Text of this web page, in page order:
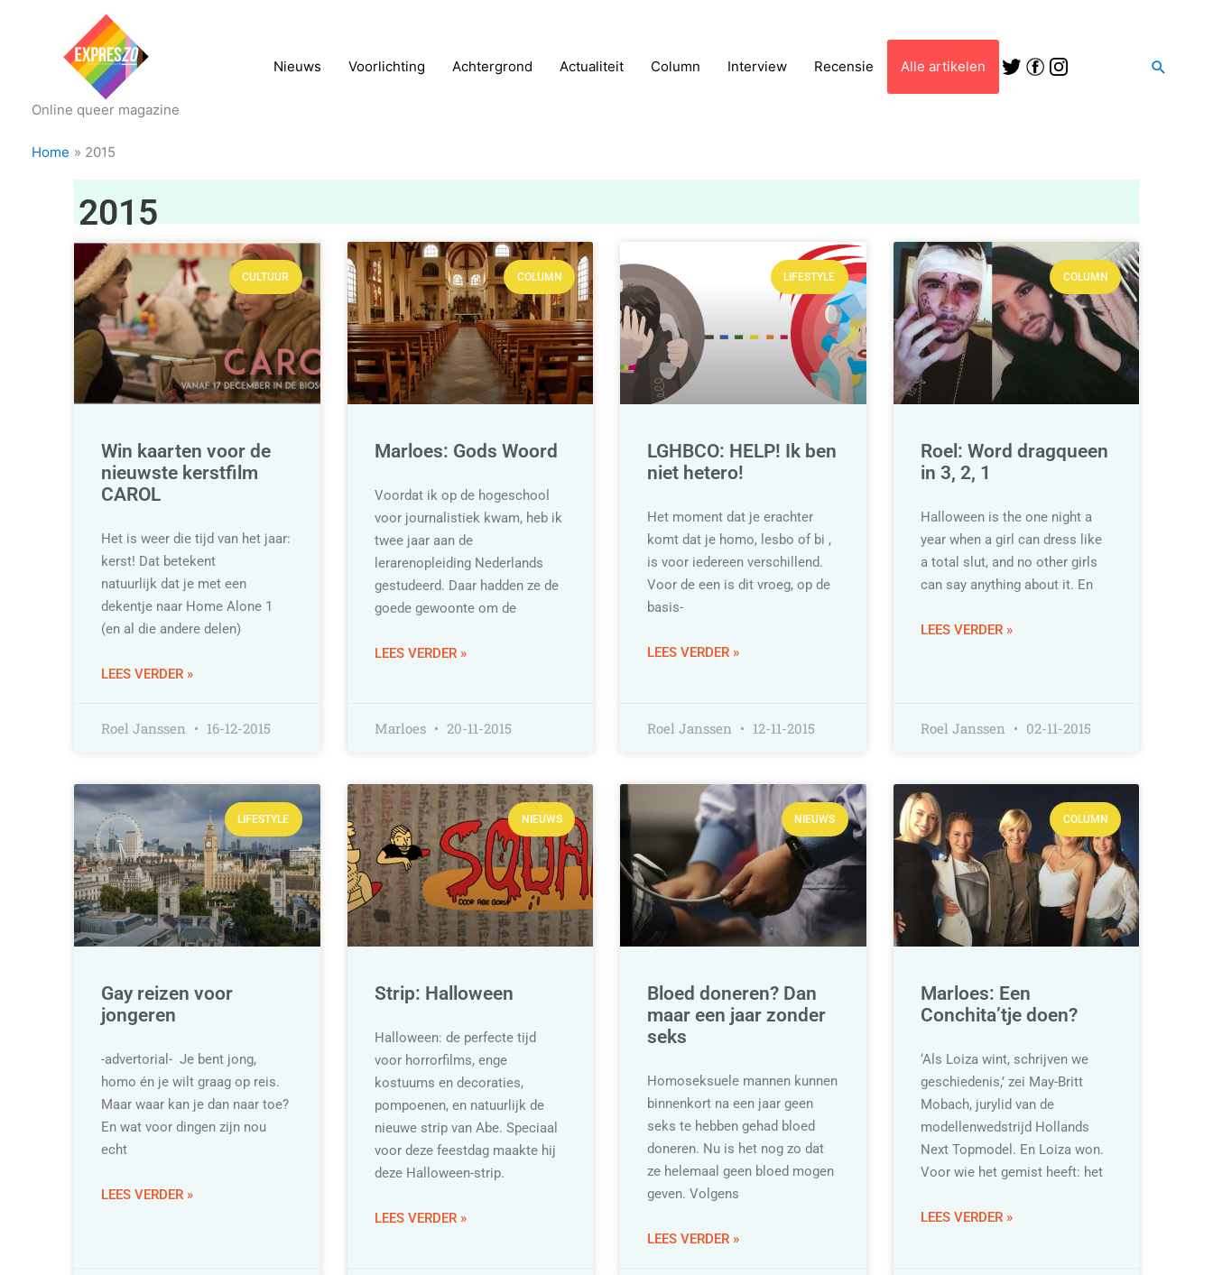
Online queer magazine
Nieuws Voorlichting Achtergrond Actualiteit Column Interview Recensie Alle artikelen Zoeken
Home 2015
2015
CULTUUR
Win kaarten voor de
nieuwste kerstfilm
CAROL
Het is weer die tijd van het jaar:
kerst! Dat betekent
natuurlijk dat je met een
dekentje naar Home Alone 1
(en al die andere delen)
LEES VERDER »
Roel Janssen 16-12-2015
COLUMN
Marloes: Gods Woord
Voordat ik op de hogeschool
voor journalistiek kwam, heb ik
twee jaar aan de
lerarenopleiding Nederlands
gestudeerd. Daar hadden ze de
goede gewoonte om de
LEES VERDER »
Marloes 20-11-2015
LIFESTYLE
LGHBCO: HELP! Ik ben
niet hetero!
Het moment dat je erachter
komt dat je homo, lesbo of bi ,
is voor iedereen verschillend.
Voor de een is dit vroeg, op de
basis-
LEES VERDER »
Roel Janssen 12-11-2015
COLUMN
Roel: Word dragqueen
in 3, 2, 1
Halloween is the one night a
year when a girl can dress like
a total slut, and no other girls
can say anything about it. En
LEES VERDER »
Roel Janssen 02-11-2015
LIFESTYLE
Gay reizen voor
jongeren
-advertorial- Je bent jong,
homo én je wilt graag op reis.
Maar waar kan je dan naar toe?
En wat voor dingen zijn nou
echt
LEES VERDER »
NIEUWS
Strip: Halloween
Halloween: de perfecte tijd
voor horrorfilms, enge
kostuums en decoraties,
pompoenen, en natuurlijk de
nieuwe strip van Abe. Speciaal
voor deze feestdag maakte hij
deze Halloween-strip.
LEES VERDER »
NIEUWS
Bloed doneren? Dan
maar een jaar zonder
seks
Homoseksuele mannen kunnen
binnenkort na een jaar geen
seks te hebben gehad bloed
doneren. Nu is het nog zo dat
ze helemaal geen bloed mogen
geven. Volgens
LEES VERDER »
COLUMN
Marloes: Een
Conchita’tje doen?
‘Als Loiza wint, schrijven we
geschiedenis,’ zei May-Britt
Mobach, jurylid van de
modellenwedstrijd Hollands
Next Topmodel. En Loiza won.
Voor wie het gemist heeft: het
LEES VERDER »
Pagina
Pagina
Pagina Pagina